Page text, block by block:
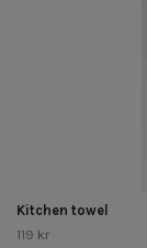
Kitchen towel
119 kr